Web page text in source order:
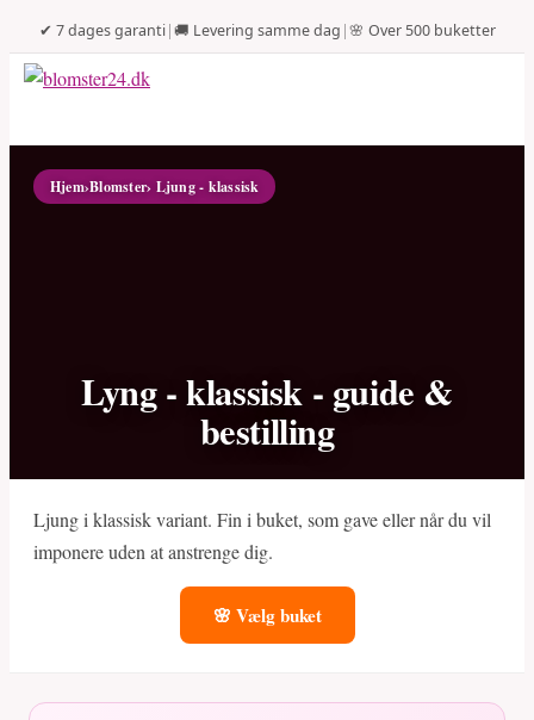
✔ 7 dages garanti|🚚 Levering samme dag |🌸 Over 500 buketter
Hjem›Blomster› Ljung - klassisk
Lyng - klassisk - guide &
bestilling
Ljung i klassisk variant. Fin i buket, som gave eller når du vil
imponere uden at anstrenge dig.
🌸 Vælg buket